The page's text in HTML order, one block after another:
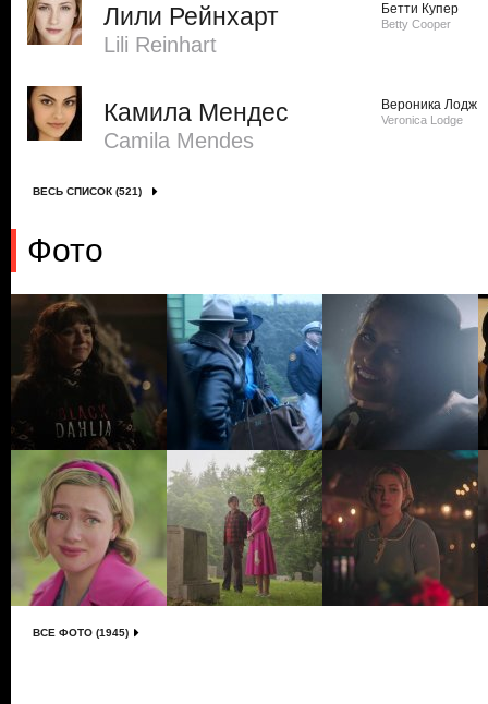
Лили Рейнхарт
Lili Reinhart
Бетти Купер
Betty Cooper
Камила Мендес
Camila Mendes
Вероника Лодж
Veronica Lodge
ВЕСЬ СПИСОК (521)
Фото
ВСЕ ФОТО (1945)